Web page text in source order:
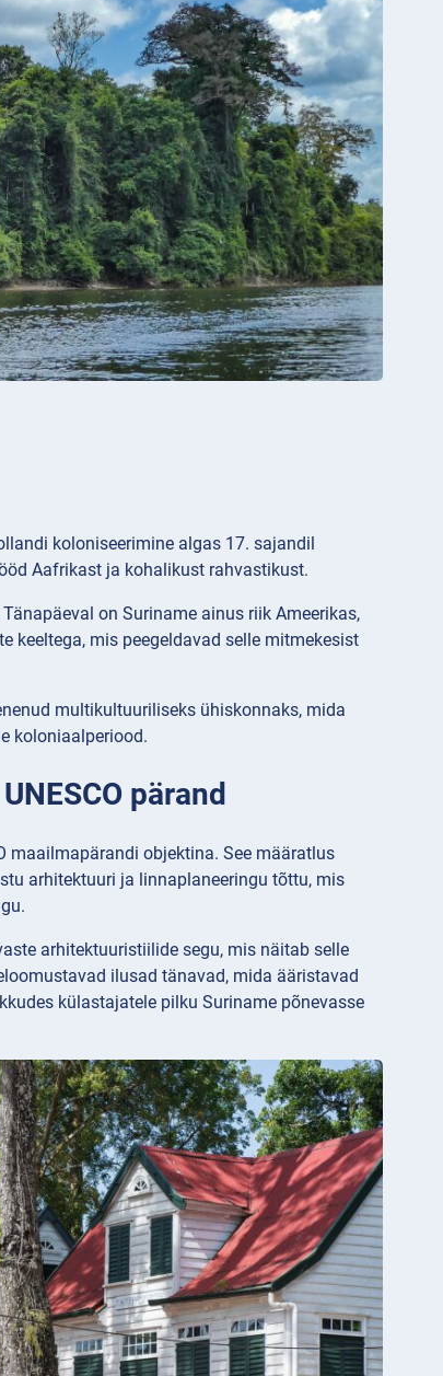
koloniseerimine algas 17. sajandil
Aafrikast ja kohalikust rahvastikust.
on Suriname ainus riik Ameerikas,
keeltega, mis peegeldavad selle mitmekesist
multikultuuriliseks ühiskonnaks, mida
koloniaalperiood.
pärand
maailmapärandi objektina. See määratlus
arhitektuuri ja linnaplaneeringu tõttu, mis
arhitektuuristiilide segu, mis näitab selle
ilusad tänavad, mida ääristavad
külastajatele pilku Suriname põnevasse